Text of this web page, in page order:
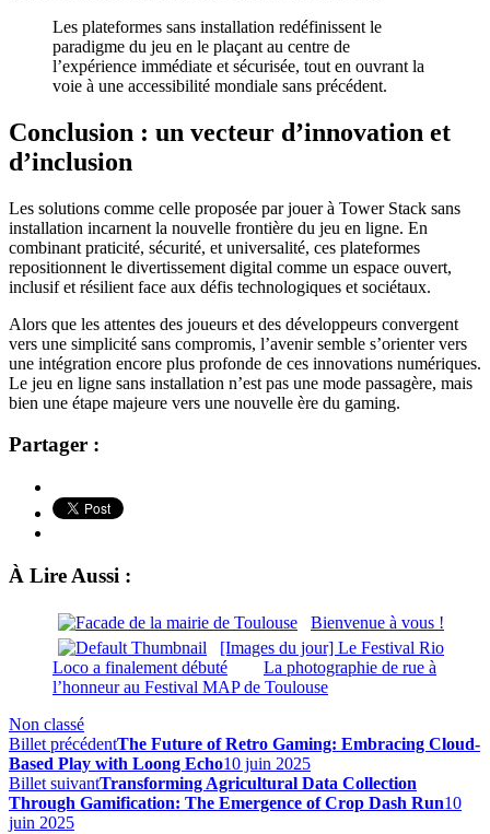
Les plateformes sans installation redéfinissent le
paradigme du jeu en le plaçant au centre de
l’expérience immédiate et sécurisée, tout en ouvrant la
voie à une accessibilité mondiale sans précédent.
Conclusion : un vecteur d’innovation et
d’inclusion
Les solutions comme celle proposée par jouer à Tower Stack sans
installation incarnent la nouvelle frontière du jeu en ligne. En
combinant praticité, sécurité, et universalité, ces plateformes
repositionnent le divertissement digital comme un espace ouvert,
inclusif et résilient face aux défis technologiques et sociétaux.
Alors que les attentes des joueurs et des développeurs convergent
vers une simplicité sans compromis, l’avenir semble s’orienter vers
une intégration encore plus profonde de ces innovations numériques.
Le jeu en ligne sans installation n’est pas une mode passagère, mais
bien une étape majeure vers une nouvelle ère du gaming.
Partager :
À Lire Aussi :
Bienvenue à vous !
[Images du jour] Le Festival Rio
Loco a finalement débuté
La photographie de rue à
l’honneur au Festival MAP de Toulouse
Non classé
Billet précédentThe Future of Retro Gaming: Embracing Cloud-
Based Play with Loong Echo10 juin 2025
Billet suivantTransforming Agricultural Data Collection
Through Gamification: The Emergence of Crop Dash Run10
juin 2025